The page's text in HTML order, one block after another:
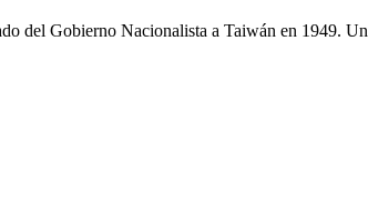
del Gobierno Nacionalista a Taiwán en 1949.